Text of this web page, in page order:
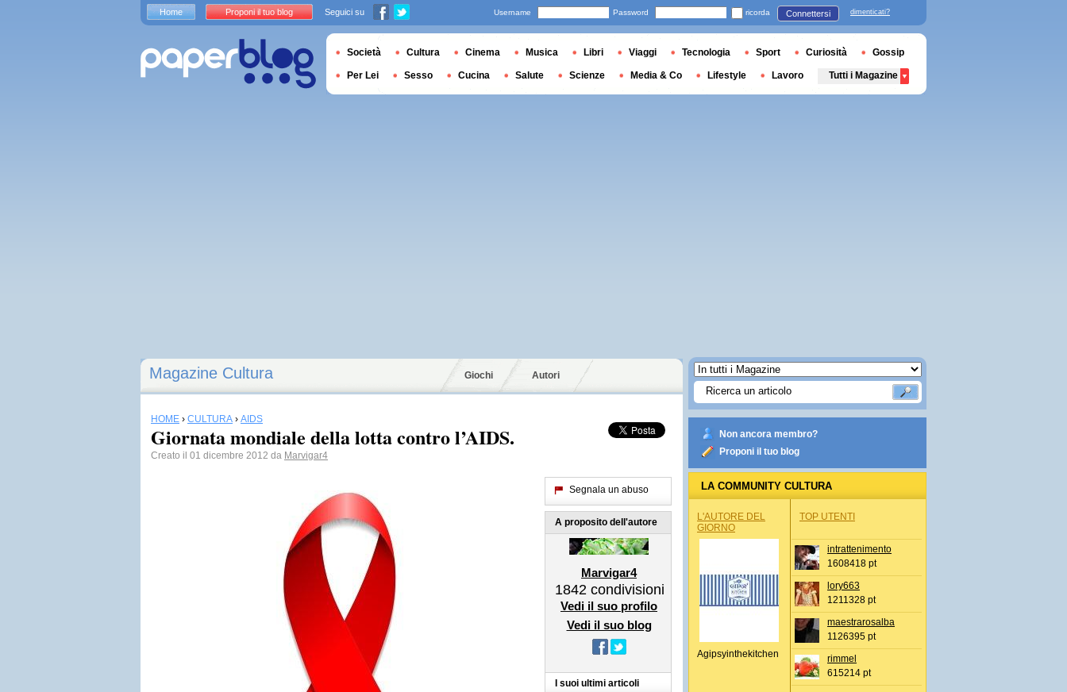
Magazine Cultura Giochi Autori
HOME › CULTURA › AIDS
Giornata mondiale della lotta contro l’AIDS.
Creato il 01 dicembre 2012 da Marvigar4
Segnala un abuso
A proposito dell'autore
Marvigar4
1842 condivisioni
Vedi il suo profilo
Vedi il suo blog
I suoi ultimi articoli
Non ancora membro?
Proponi il tuo blog
LA COMMUNITY CULTURA
L'AUTORE DEL
GIORNO
Agipsyinthekitchen
TOP UTENTI
intrattenimento
1608418 pt
lory663
1211328 pt
maestrarosalba
1126395 pt
rimmel
615214 pt
Home Proponi il tuo blog Seguici su Username Password ricorda Connettersi dimenticati?
Società Cultura Cinema Musica Libri Viaggi Tecnologia Sport Curiosità Gossip
Per Lei Sesso Cucina Salute Scienze Media & Co Lifestyle Lavoro Tutti i Magazine